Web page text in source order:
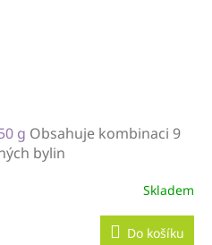
g Obsahuje kombinaci 9
bylin
Skladem
Do košíku